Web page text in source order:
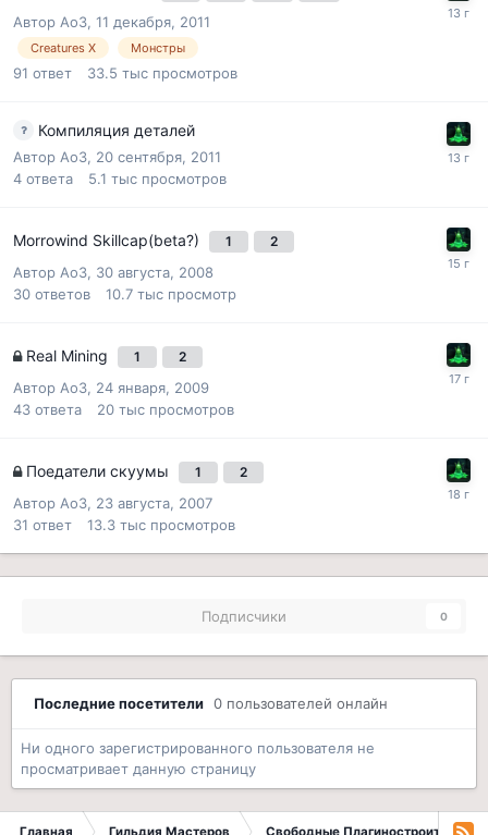
Автор Ao3, 11 декабря, 2011
Creatures X Монстры
91 ответ 33.5 тыс просмотров
Компиляция деталей
Автор Ao3, 20 сентября, 2011
4 ответа 5.1 тыс просмотров
Morrowind Skillcap(beta?) 1 2
Автор Ao3, 30 августа, 2008
30 ответов 10.7 тыс просмотр
Real Mining 1 2
Автор Ao3, 24 января, 2009
43 ответа 20 тыс просмотров
Поедатели скуумы 1 2
Автор Ao3, 23 августа, 2007
31 ответ 13.3 тыс просмотров
Подписчики 0
Последние посетители 0 пользователей онлайн
Ни одного зарегистрированного пользователя не
просматривает данную страницу
Главная Гильдия Мастеров Свободные Плагиностроители